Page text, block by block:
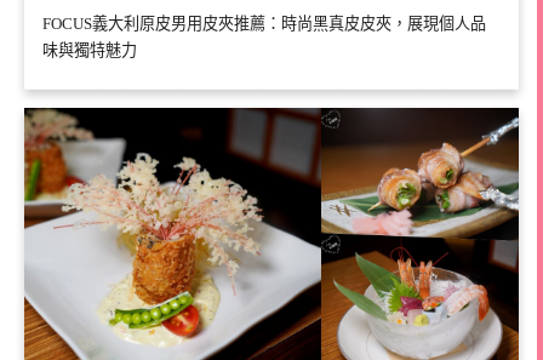
FOCUS義大利原皮男用皮夾推薦：時尚黑真皮皮夾，展現個人品
味與獨特魅力